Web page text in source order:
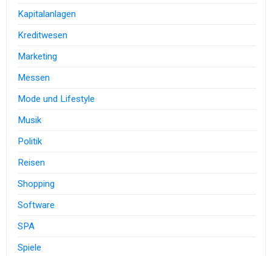
Kapitalanlagen
Kreditwesen
Marketing
Messen
Mode und Lifestyle
Musik
Politik
Reisen
Shopping
Software
SPA
Spiele